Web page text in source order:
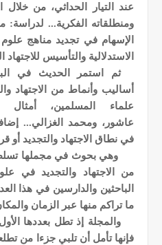
عند التيار الحداثي، من
ومنطلقاته الفكرية... لدراسة:
الإسهام في تجديد مناهج علوم
الاستدلالية والتأسيس للاجتهاد
ثم استمر الحديث في
أساليب وأنماط من الاجتهاد
علماء المسلمين، أمثال
عاشور، ومحمد الغزالي...
في نطاق الاجتهاد والتجديد أو
وهي بحوث في مجملها
من الاجتهاد والتجديد في
الباحثين والدارسين في هذا
ما تراكم منها عبر الزمان
والمجلة إذ تطل بعددها
فإنها تأمل أن تلبي جزءا من